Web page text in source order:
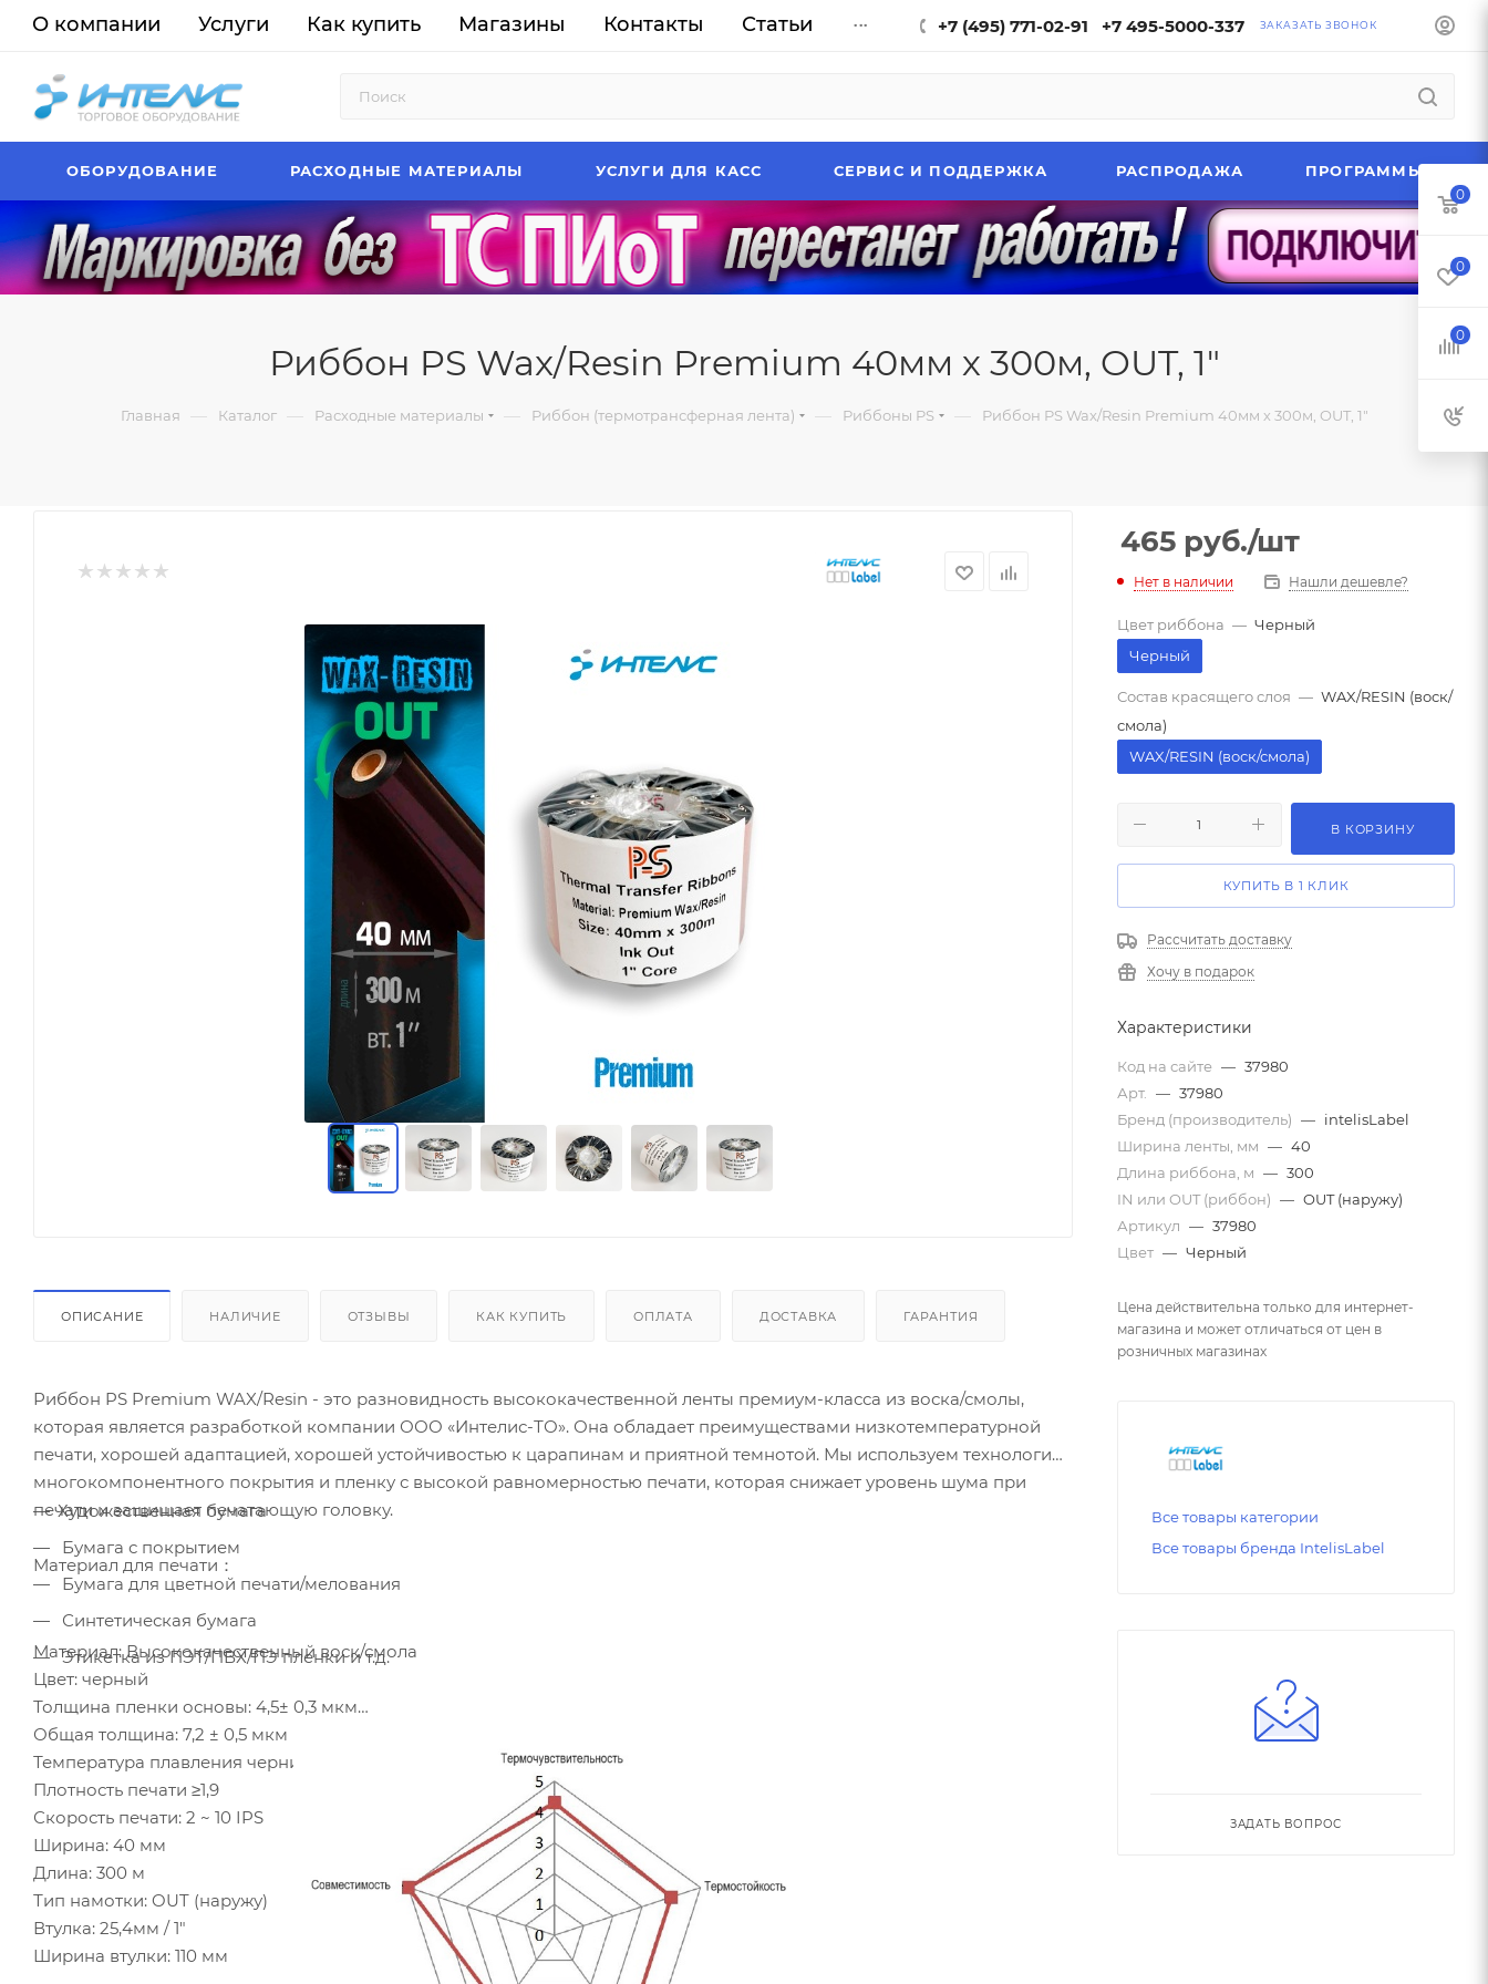
О компании Услуги Как купить Магазины Контакты Статьи ... +7 (495) 771-02-91 +7 495-5000-337 ЗАКАЗАТЬ ЗВОНОК
ОБОРУДОВАНИЕ РАСХОДНЫЕ МАТЕРИАЛЫ УСЛУГИ ДЛЯ КАСС СЕРВИС И ПОДДЕРЖКА РАСПРОДАЖА ПРОГРАММЫ
Риббон PS Wax/Resin Premium 40мм х 300м, OUT, 1"
Главная — Каталог — Расходные материалы — Риббон (термотрансферная лента) — Риббоны PS — Риббон PS Wax/Resin Premium 40мм х 300м, OUT, 1"
ОПИСАНИЕ НАЛИЧИЕ ОТЗЫВЫ КАК КУПИТЬ ОПЛАТА ДОСТАВКА ГАРАНТИЯ
Риббон PS Premium WAX/Resin - это разновидность высококачественной ленты премиум-класса из воска/смолы,
которая является разработкой компании ООО «Интелис-ТО». Она обладает преимуществами низкотемпературной
печати, хорошей адаптацией, хорошей устойчивостью к царапинам и приятной темнотой. Мы используем технологию
многокомпонентного покрытия и пленку с высокой равномерностью печати, которая снижает уровень шума при
печати и защищает печатающую головку.
Материал для печати：
Художественная бумага
Бумага с покрытием
Бумага для цветной печати/мелования
Синтетическая бумага
Этикетка из ПЭТ/ПВХ/ПЭ пленки и т.д.
Материал: Высококачественный воск/смола
Цвет: черный
Толщина пленки основы: 4,5± 0,3 мкм
Общая толщина: 7,2 ± 0,5 мкм
Температура плавления чернил: 72℃
Плотность печати ≥1,9
Скорость печати: 2 ~ 10 IPS
Ширина: 40 мм
Длина: 300 м
Тип намотки: OUT (наружу)
Втулка: 25,4мм / 1"
Ширина втулки: 110 мм
465 руб./шт
Нет в наличии Нашли дешевле?
Цвет риббона — Черный
Черный
Состав красящего слоя — WAX/RESIN (воск/
смола)
WAX/RESIN (воск/смола)
В КОРЗИНУ
КУПИТЬ В 1 КЛИК
Рассчитать доставку
Хочу в подарок
Характеристики
Код на сайте — 37980
Арт.
— 37980
Бренд (производитель) — intelisLabel
Ширина ленты, мм — 40
Длина риббона, м — 300
IN или OUT (риббон) — OUT (наружу)
Артикул — 37980
Цвет — Черный
Цена действительна только для интернет-
магазина и может отличаться от цен в
розничных магазинах
Все товары категории
Все товары бренда IntelisLabel
ЗАДАТЬ ВОПРОС
0
0
0